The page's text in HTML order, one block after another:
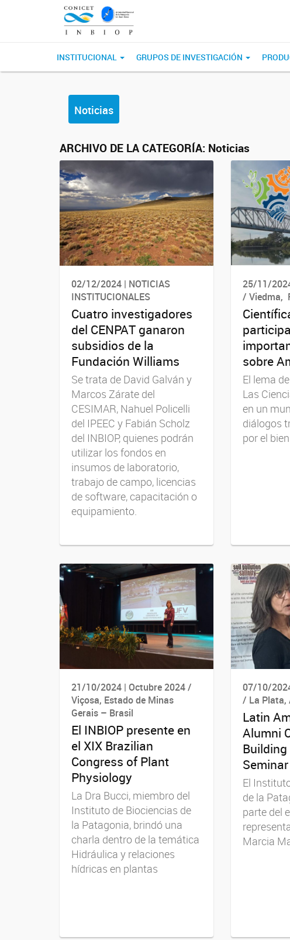
INSTITUCIONAL GRUPOS DE INVESTIGACIÓN
Noticias
ARCHIVO DE LA CATEGORÍA: Noticias
02/12/2024 | NOTICIAS
INSTITUCIONALES
Cuatro investigadores
del CENPAT ganaron
subsidios de la
Fundación Williams
Se trata de David Galván y
Marcos Zárate del
CESIMAR, Nahuel Policelli
del IPEEC y Fabián Scholz
del INBIOP, quienes podrán
utilizar los fondos en
insumos de laboratorio,
trabajo de campo, licencias
de software, capacitación o
equipamiento.
25/11/
/ Viedma,
sobre
El lema
Las
en un
diálogos
por el
21/10/2024 | Octubre 2024 /
Viçosa, Estado de Minas
Gerais – Brasil
El INBIOP presente en
el XIX Brazilian
Congress of Plant
Physiology
La Dra Bucci, miembro del
Instituto de Biociencias de
la Patagonia, brindó una
charla dentro de la temática
Hidráulica y relaciones
hídricas en plantas
07/10/
/ La Plata,
Latin
Alumni
Seminar
El
de la
parte del
Marcia